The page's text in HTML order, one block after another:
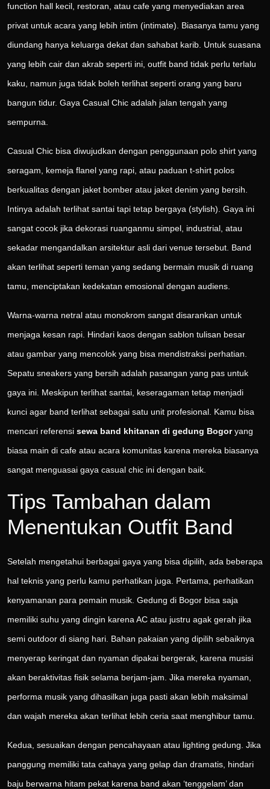
function hall kecil, restoran, atau cafe yang menyediakan area
privat untuk acara yang lebih intim (intimate). Biasanya tamu yang
diundang hanya keluarga dekat dan sahabat karib. Untuk suasana
yang lebih cair dan akrab seperti ini, outfit band tidak perlu terlalu
kaku, namun juga tidak boleh terlihat seperti orang yang baru
bangun tidur. Gaya Casual Chic adalah jalan tengah yang
sempurna.
Casual Chic bisa diwujudkan dengan penggunaan polo shirt yang
seragam, kemeja flanel yang rapi, atau paduan t-shirt polos
berkualitas dengan jaket bomber atau jaket denim yang bersih.
Intinya adalah terlihat santai tapi tetap bergaya (stylish). Gaya ini
sangat cocok jika dekorasi ruanganmu simpel, industrial, atau
sekadar mengandalkan arsitektur asli dari venue tersebut. Band
akan terlihat seperti teman yang sedang bermain musik di ruang
tamu, menciptakan kedekatan emosional dengan audiens.
Warna-warna netral atau monokrom sangat disarankan untuk
menjaga kesan rapi. Hindari kaos dengan sablon tulisan besar
atau gambar yang mencolok yang bisa mendistraksi perhatian.
Sepatu sneakers yang bersih adalah pasangan yang pas untuk
gaya ini. Meskipun terlihat santai, keseragaman tetap menjadi
kunci agar band terlihat sebagai satu unit profesional. Kamu bisa
mencari referensi sewa band khitanan di gedung Bogoryang
biasa main di cafe atau acara komunitas karena mereka biasanya
sangat menguasai gaya casual chic ini dengan baik.
Tips Tambahan dalam
Menentukan Outfit Band
Setelah mengetahui berbagai gaya yang bisa dipilih, ada beberapa
hal teknis yang perlu kamu perhatikan juga. Pertama, perhatikan
kenyamanan para pemain musik. Gedung di Bogor bisa saja
memiliki suhu yang dingin karena AC atau justru agak gerah jika
semi outdoor di siang hari. Bahan pakaian yang dipilih sebaiknya
menyerap keringat dan nyaman dipakai bergerak, karena musisi
akan beraktivitas fisik selama berjam-jam. Jika mereka nyaman,
performa musik yang dihasilkan juga pasti akan lebih maksimal
dan wajah mereka akan terlihat lebih ceria saat menghibur tamu.
Kedua, sesuaikan dengan pencahayaan atau lighting gedung. Jika
panggung memiliki tata cahaya yang gelap dan dramatis, hindari
baju berwarna hitam pekat karena band akan ‘tenggelam’ dan